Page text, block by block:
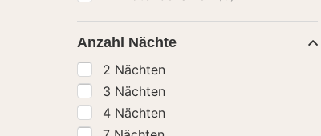
Anzahl Nächte
2 Nächten
3 Nächten
4 Nächten